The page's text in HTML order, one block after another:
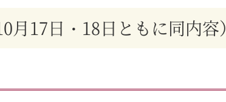
月17日・18日ともに同内容）